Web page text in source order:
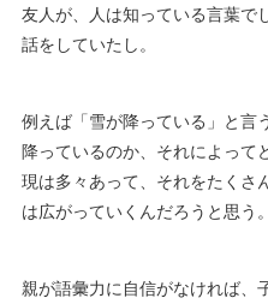
友人が、人は知っている言葉で
話をしていたし。
例えば「雪が降っている」と言
降っているのか、それによって
現は多々あって、それをたくさ
は広がっていくんだろうと思う。
親が語彙力に自信がなければ、